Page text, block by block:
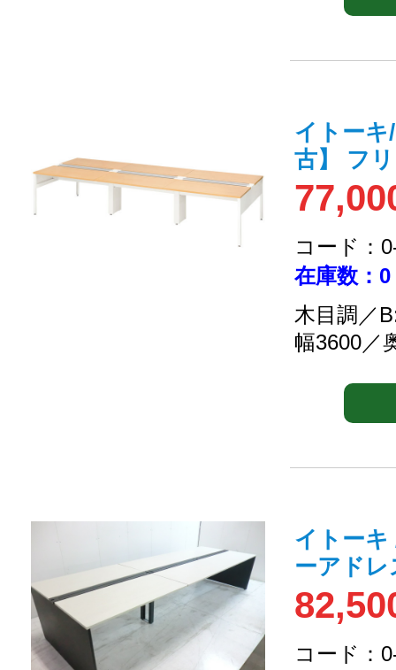
イトーキ
古】 フ
コード：
在庫数：0
木目調／
幅3600／
イトーキ
ーアド
コード：